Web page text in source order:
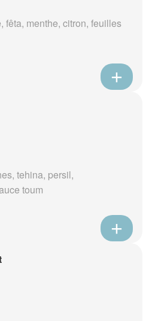
fêta, menthe, citron, feuilles
tehina, persil,
toum